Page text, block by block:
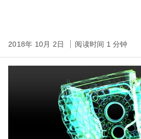
2018年 10月 2日 阅读时间 1 分钟